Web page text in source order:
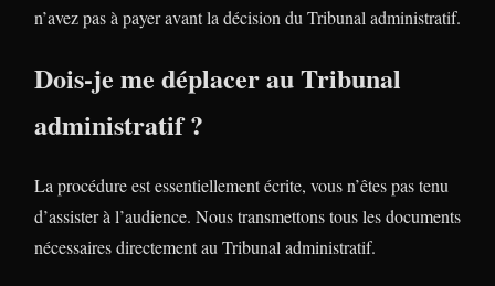
n’avez pas à payer avant la décision du Tribunal administratif.
Dois-je me déplacer au Tribunal
administratif ?
La procédure est essentiellement écrite, vous n’êtes pas tenu
d’assister à l’audience. Nous transmettons tous les documents
nécessaires directement au Tribunal administratif.